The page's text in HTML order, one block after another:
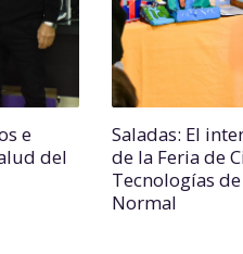
e
del
Saladas: El
de la Feria de
Tecnologías
Normal